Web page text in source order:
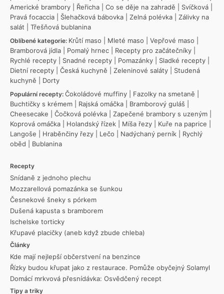
Americké brambory
Řeřicha Co se děje na zahradě Svíčková
Pravá focaccia
Šlehačková bábovka Zelná polévka
Zálivky na
salát
Třešňová bublanina
Oblíbené kategorie: Krůtí maso Mleté maso Vepřové maso
Bramborová jídla
Pomalý hrnec Recepty pro začátečníky
Rychlé recepty
Snadné recepty Pomazánky Sladké recepty
Dietní recepty
Česká kuchyně Zeleninové saláty
Studená
kuchyně
Dorty
Populární recepty: Čokoládové muffiny Fazolky na smetaně
Buchtičky s krémem
Rajská omáčka Bramborový guláš
Cheesecake
Čočková polévka Zapečené brambory s uzeným
Koprová omáčka
Holandský řízek Míša řezy Kuře na paprice
Langoše
Hraběnčiny řezy Lečo Nadýchaný perník
Rychlý
oběd
Bublanina
Recepty
Snídaně z jednoho plechu
Mozzarellová pomazánka se šunkou
Česnekové šneky s pórkem
Dušená kapusta s bramborem
Ischelske torticky
Křupavé placičky (aneb když zbude chleba)
Články
Kde mají nejlepší občerstvení na benzince
Řízky budou křupat jako z restaurace. Pomůže obyčejný Solamyl
Domácí mrkvová přesnídávka: Osvědčený recept
Tipy a triky